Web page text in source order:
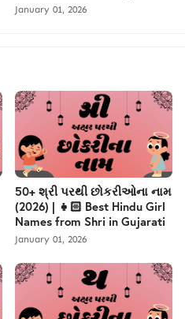
January 01, 2026
50+ શ્રી પરથી છોકરીઓના નામ
(2026) | 👧🏻 Best Hindu Girl
Names from Shri in Gujarati
January 01, 2026